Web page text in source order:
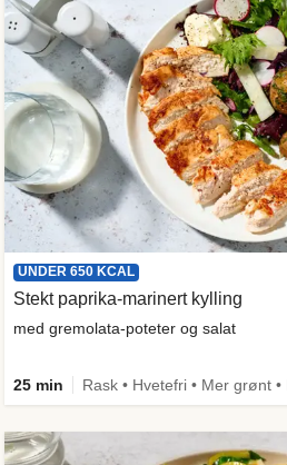
UNDER 650 KCAL
Stekt paprika-marinert kylling
med gremolata-poteter og salat
25 min